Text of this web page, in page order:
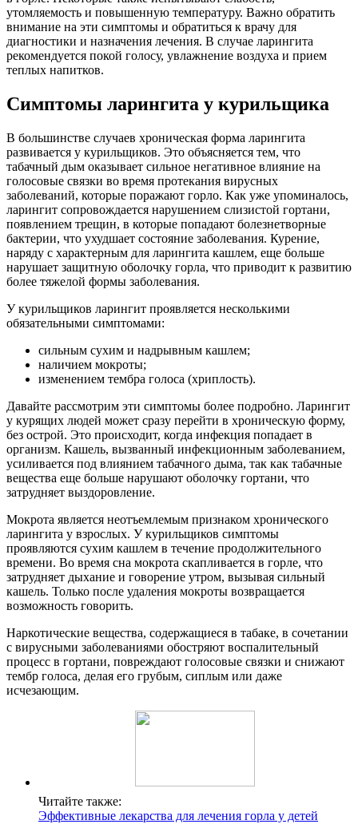
утомляемость и повышенную температуру. Важно обратить
внимание на эти симптомы и обратиться к врачу для
диагностики и назначения лечения. В случае ларингита
рекомендуется покой голосу, увлажнение воздуха и прием
теплых напитков.
Симптомы ларингита у курильщика
В большинстве случаев хроническая форма ларингита
развивается у курильщиков. Это объясняется тем, что
табачный дым оказывает сильное негативное влияние на
голосовые связки во время протекания вирусных
заболеваний, которые поражают горло. Как уже упоминалось,
ларингит сопровождается нарушением слизистой гортани,
появлением трещин, в которые попадают болезнетворные
бактерии, что ухудшает состояние заболевания. Курение,
наряду с характерным для ларингита кашлем, еще больше
нарушает защитную оболочку горла, что приводит к развитию
более тяжелой формы заболевания.
У курильщиков ларингит проявляется несколькими
обязательными симптомами:
сильным сухим и надрывным кашлем;
наличием мокроты;
изменением тембра голоса (хриплость).
Давайте рассмотрим эти симптомы более подробно. Ларингит
у курящих людей может сразу перейти в хроническую форму,
без острой. Это происходит, когда инфекция попадает в
организм. Кашель, вызванный инфекционным заболеванием,
усиливается под влиянием табачного дыма, так как табачные
вещества еще больше нарушают оболочку гортани, что
затрудняет выздоровление.
Мокрота является неотъемлемым признаком хронического
ларингита у взрослых. У курильщиков симптомы
проявляются сухим кашлем в течение продолжительного
времени. Во время сна мокрота скапливается в горле, что
затрудняет дыхание и говорение утром, вызывая сильный
кашель. Только после удаления мокроты возвращается
возможность говорить.
Наркотические вещества, содержащиеся в табаке, в сочетании
с вирусными заболеваниями обостряют воспалительный
процесс в гортани, повреждают голосовые связки и снижают
тембр голоса, делая его грубым, сиплым или даже
исчезающим.
Читайте также:
Эффективные лекарства для лечения горла у детей